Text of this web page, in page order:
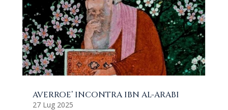
AVERROE’ INCONTRA IBN AL-ARABI
27 Lug 2025